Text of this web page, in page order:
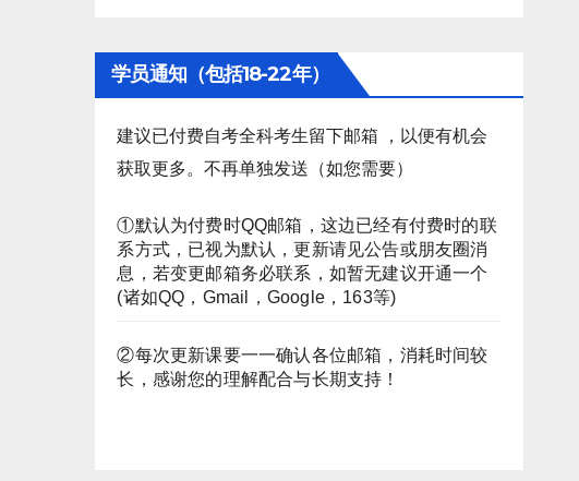
学员通知（包括18-22年）
建议已付费自考全科考生留下邮箱 ，以便有机会
获取更多。不再单独发送（如您需要）
①默认为付费时QQ邮箱，这边已经有付费时的联
系方式，已视为默认，更新请见公告或朋友圈消
息，若变更邮箱务必联系，如暂无建议开通一个
(诸如QQ，Gmail，Google，163等)
②每次更新课要一一确认各位邮箱，消耗时间较
长，感谢您的理解配合与长期支持！